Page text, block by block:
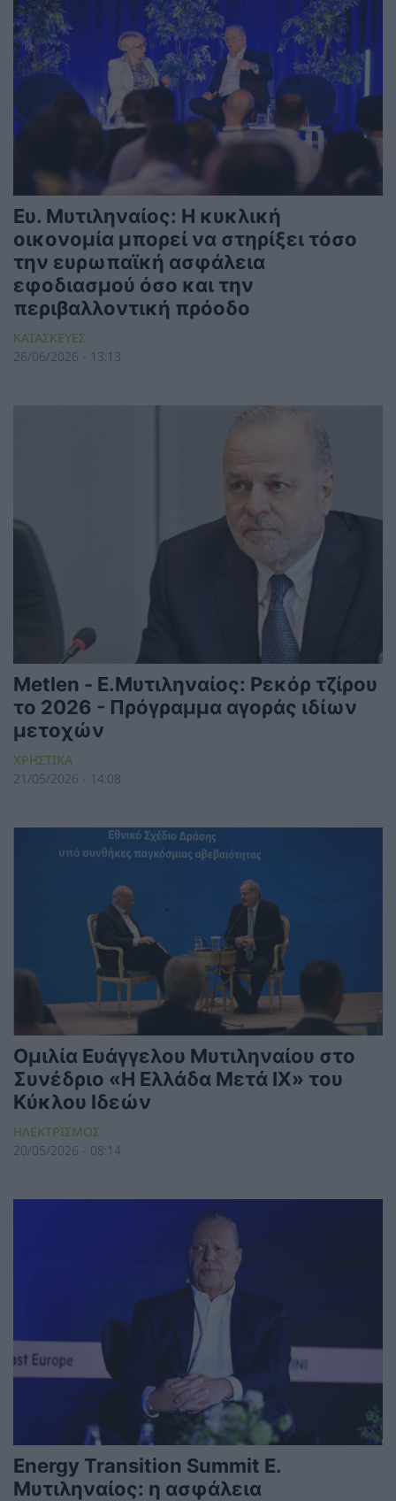
Ευ. Μυτιληναίος: Η κυκλική
οικονομία μπορεί να στηρίξει τόσο
την ευρωπαϊκή ασφάλεια
εφοδιασμού όσο και την
περιβαλλοντική πρόοδο
ΚΑΤΑΣΚΕΥΕΣ
26/06/2026 - 13:13
Metlen - Ε.Μυτιληναίος: Ρεκόρ τζίρου
το 2026 - Πρόγραμμα αγοράς ιδίων
μετοχών
ΧΡΗΣΤΙΚΑ
21/05/2026 - 14:08
Ομιλία Ευάγγελου Μυτιληναίου στο
Συνέδριο «Η Ελλάδα Μετά ΙΧ» του
Κύκλου Ιδεών
ΗΛΕΚΤΡΙΣΜΟΣ
20/05/2026 - 08:14
Energy Transition Summit Ε.
Μυτιληναίος: η ασφάλεια